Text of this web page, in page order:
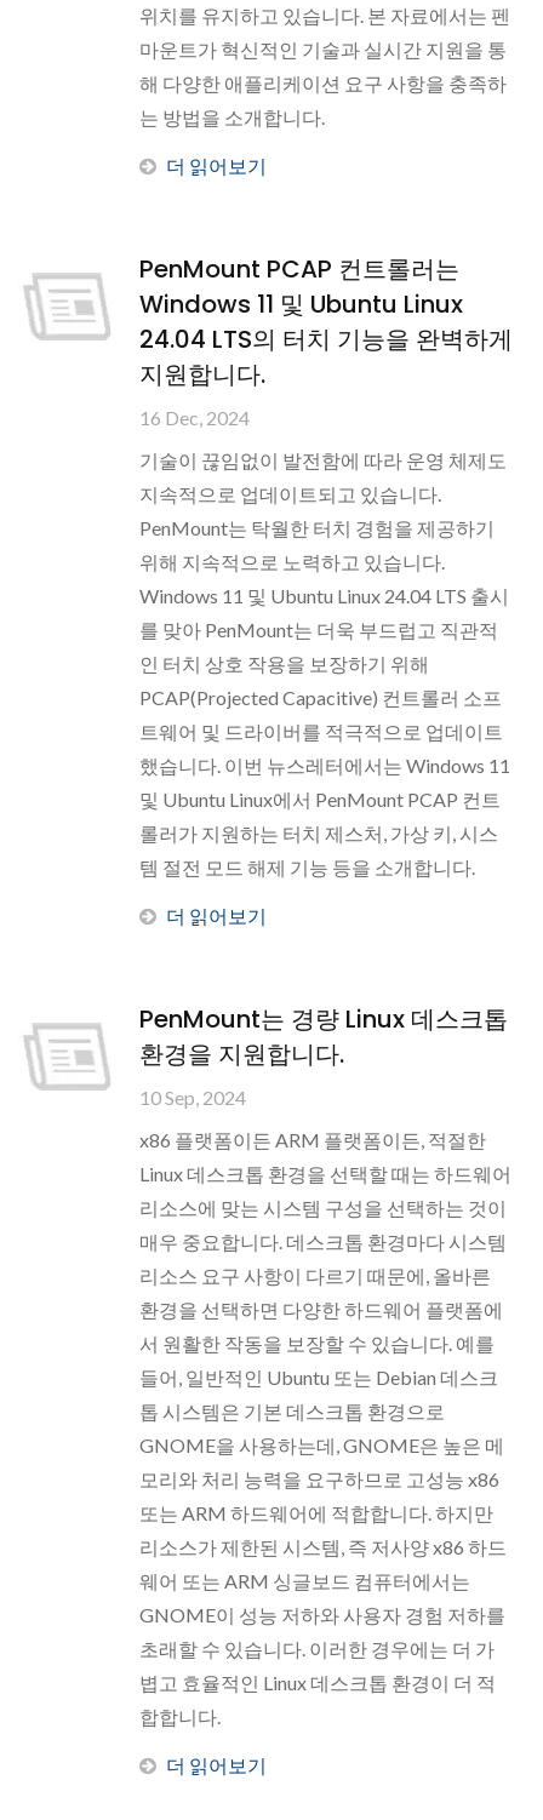
위치를 유지하고 있습니다. 본 자료에서는 펜
마운트가 혁신적인 기술과 실시간 지원을 통
해 다양한 애플리케이션 요구 사항을 충족하
는 방법을 소개합니다.
더 읽어보기
PenMount PCAP 컨트롤러는
Windows 11 및 Ubuntu Linux
24.04 LTS의 터치 기능을 완벽하게
지원합니다.
16 Dec, 2024
기술이 끊임없이 발전함에 따라 운영 체제도
지속적으로 업데이트되고 있습니다.
PenMount는 탁월한 터치 경험을 제공하기
위해 지속적으로 노력하고 있습니다.
Windows 11 및 Ubuntu Linux 24.04 LTS 출시
를 맞아 PenMount는 더욱 부드럽고 직관적
인 터치 상호 작용을 보장하기 위해
PCAP(Projected Capacitive) 컨트롤러 소프
트웨어 및 드라이버를 적극적으로 업데이트
했습니다. 이번 뉴스레터에서는 Windows 11
및 Ubuntu Linux에서 PenMount PCAP 컨트
롤러가 지원하는 터치 제스처, 가상 키, 시스
템 절전 모드 해제 기능 등을 소개합니다.
더 읽어보기
PenMount는 경량 Linux 데스크톱
환경을 지원합니다.
10 Sep, 2024
x86 플랫폼이든 ARM 플랫폼이든, 적절한
Linux 데스크톱 환경을 선택할 때는 하드웨어
리소스에 맞는 시스템 구성을 선택하는 것이
매우 중요합니다. 데스크톱 환경마다 시스템
리소스 요구 사항이 다르기 때문에, 올바른
환경을 선택하면 다양한 하드웨어 플랫폼에
서 원활한 작동을 보장할 수 있습니다. 예를
들어, 일반적인 Ubuntu 또는 Debian 데스크
톱 시스템은 기본 데스크톱 환경으로
GNOME을 사용하는데, GNOME은 높은 메
모리와 처리 능력을 요구하므로 고성능 x86
또는 ARM 하드웨어에 적합합니다. 하지만
리소스가 제한된 시스템, 즉 저사양 x86 하드
웨어 또는 ARM 싱글보드 컴퓨터에서는
GNOME이 성능 저하와 사용자 경험 저하를
초래할 수 있습니다. 이러한 경우에는 더 가
볍고 효율적인 Linux 데스크톱 환경이 더 적
합합니다.
더 읽어보기